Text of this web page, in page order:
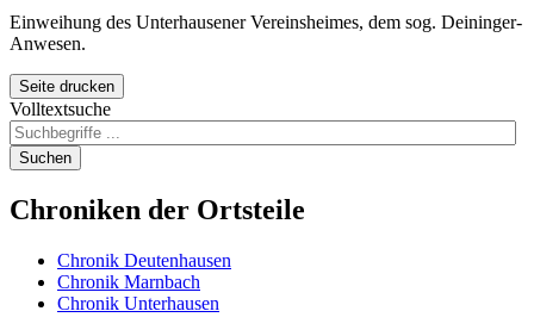
Einweihung des Unterhausener Vereinsheimes, dem sog. Deininger-
Anwesen.
Seite drucken
Volltextsuche
Suchen
Chroniken der Ortsteile
Chronik Deutenhausen
Chronik Marnbach
Chronik Unterhausen